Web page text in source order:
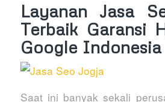
Layanan Jasa
Terbaik Garansi
Google Indonesia
Saat ini banyak sekali